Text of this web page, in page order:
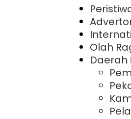
Olah
Daerah